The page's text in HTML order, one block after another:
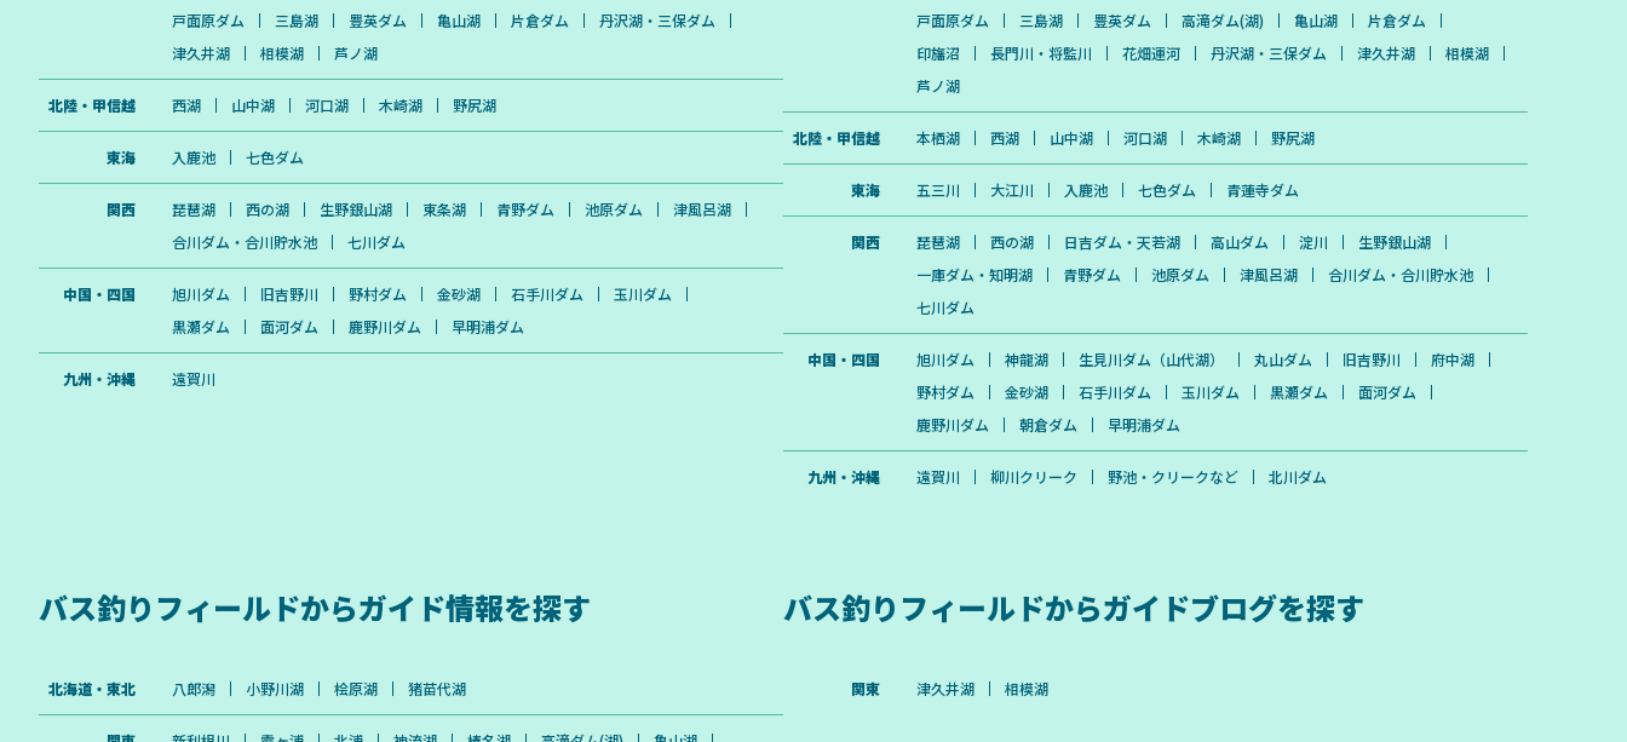
戸面原ダム
三島湖 豊英ダム 亀山湖 片倉ダム
丹沢湖・三保ダム
津久井湖
相模湖 芦ノ湖
北陸・甲信越 西湖 山中湖 河口湖 木崎湖 野尻湖
東海 入鹿池 七色ダム
関西 琵琶湖 西の湖 生野銀山湖 東条湖 青野ダム 池原ダム
津風呂湖
合川ダム・合川貯水池
七川ダム
中国・四国 旭川ダム 旧吉野川 野村ダム 金砂湖 石手川ダム
玉川ダム
黒瀬ダム
面河ダム 鹿野川ダム 早明浦ダム
九州・沖縄 遠賀川
戸面原ダム
三島湖 豊英ダム 高滝ダム(湖) 亀山湖
片倉ダム
印旛沼
長門川・将監川 花畑運河 丹沢湖・三保ダム 津久井湖
相模湖
芦ノ湖
北陸・甲信越 本栖湖 西湖 山中湖 河口湖 木崎湖 野尻湖
東海 五三川 大江川 入鹿池 七色ダム 青蓮寺ダム
関西 琵琶湖 西の湖 日吉ダム・天若湖 高山ダム 淀川
生野銀山湖
一庫ダム・知明湖
青野ダム 池原ダム 津風呂湖
合川ダム・合川貯水池
七川ダム
中国・四国 旭川ダム 神龍湖 生見川ダム（山代湖） 丸山ダム 旧吉野川
府中湖
野村ダム
金砂湖 石手川ダム 玉川ダム 黒瀬ダム
面河ダム
鹿野川ダム
朝倉ダム 早明浦ダム
九州・沖縄 遠賀川 柳川クリーク 野池・クリークなど 北川ダム
バス釣りフィールドからガイド情報を探す
北海道・東北 八郎潟 小野川湖 桧原湖 猪苗代湖
バス釣りフィールドからガイドブログを探す
関東 津久井湖 相模湖